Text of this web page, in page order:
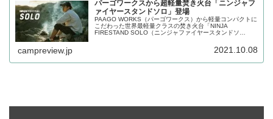
パーゴワークスから超軽量焚き火台「ニンジャフ
ァイヤースタンドソロ」登場
PAAGO WORKS（パーゴワークス）から軽量コンパクトに
こだわった世界最軽量クラスの焚き火台「NINJA
FIRESTAND SOLO（ニンジャファイヤースタンドソ
campreview.jp 2021.10.08